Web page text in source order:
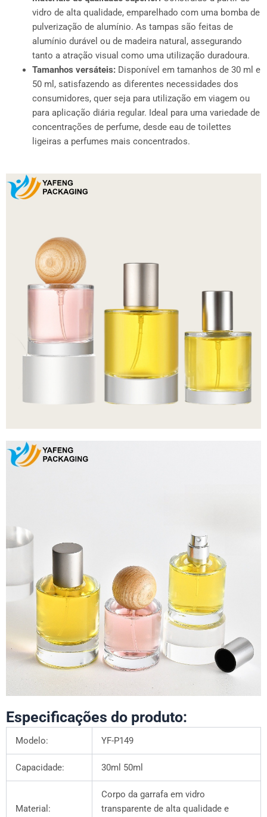
vidro de alta qualidade, emparelhado com uma bomba de
pulverização de alumínio. As tampas são feitas de
alumínio durável ou de madeira natural, assegurando
tanto a atração visual como uma utilização duradoura.
Tamanhos versáteis:Disponível em tamanhos de 30 ml e
50 ml, satisfazendo as diferentes necessidades dos
consumidores, quer seja para utilização em viagem ou
para aplicação diária regular. Ideal para uma variedade de
concentrações de perfume, desde eau de toilettes
ligeiras a perfumes mais concentrados.
Especificações do produto:
Modelo: YF-P149
Capacidade: 30ml 50ml
Material:
Corpo da garrafa em vidro
transparente de alta qualidade e